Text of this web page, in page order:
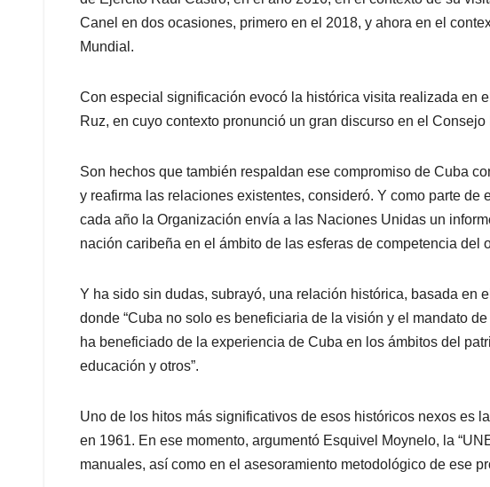
Canel en dos ocasiones, primero en el 2018, y ahora en el
Mundial.
Con especial significación evocó la histórica visita realizada en
Ruz, en cuyo contexto pronunció un gran discurso en el
Son hechos que también respaldan ese compromiso de Cuba
y reafirma las relaciones existentes, consideró. Y como parte
cada año la Organización envía a las Naciones Unidas un
nación caribeña en el ámbito de las esferas de competencia del
Y ha sido sin dudas, subrayó, una relación histórica, basada en
donde “Cuba no solo es beneficiaria de la visión y el mandato
ha beneficiado de la experiencia de Cuba en los ámbitos del
educación y otros”.
Uno de los hitos más significativos de esos históricos nexos es
en 1961. En ese momento, argumentó Esquivel Moynelo, la
manuales, así como en el asesoramiento metodológico de ese